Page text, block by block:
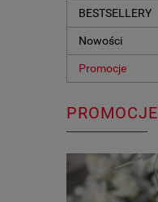
BESTSELLERY
Nowości
Promocje
PROMOCJE